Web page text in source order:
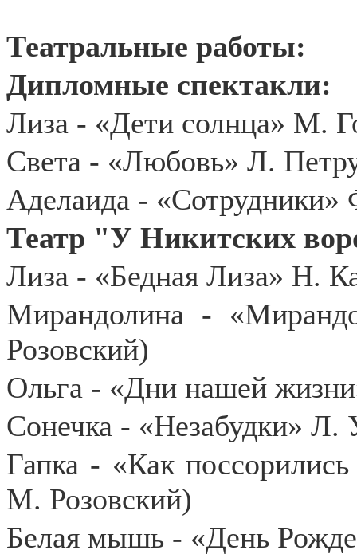
Театральные работы:
Дипломные спектакли:
Лиза - «Дети солнца» М.
Света - «Любовь» Л.
Аделаида - «Сотрудники»
Театр "У Никитских
Лиза - «Бедная Лиза» Н.
Мирандолина -
Розовский)
Ольга - «Дни нашей
Сонечка - «Незабудки»
Гапка - «Как
М. Розовский)
Белая мышь - «День